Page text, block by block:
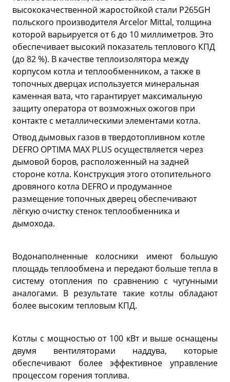
высококачественной жаростойкой стали P265GH
польского производителя Arcelor Mittal, толщина
которой варьируется от 6 до 10 миллиметров. Это
обеспечивает высокий показатель теплового КПД
(до 82 %). В качестве теплоизолятора между
корпусом котла и теплообменником, а также в
топочных дверцах используется минеральная
каменная вата, что гарантирует максимальную
защиту оператора от возможных ожогов при
контакте с металлическими элементами котла.
Отвод дымовых газов в твердотопливном котле
DEFRO OPTIMA MAX PLUS осуществляется через
дымовой боров, расположенный на задней
стороне котла. Конструкция этого отопительного
дровяного котла DEFRO и продуманное
размещение топочных дверец обеспечивают
лёгкую очистку стенок теплообменника и
дымохода.
Водонаполненные колосники имеют большую
площадь теплообмена и передают больше тепла в
систему отопления по сравнению с чугунными
аналогами. В результате такие котлы обладают
более высоким тепловым КПД.
Котлы с мощностью от 100 кВт и выше оснащены
двумя вентиляторами наддува, которые
обеспечивают более эффективное управление
процессом горения топлива.